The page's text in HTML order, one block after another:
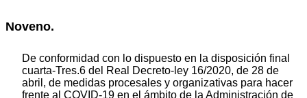
Noveno.
De conformidad con lo dispuesto en la disposición final
cuarta-Tres.6 del Real Decreto-ley 16/2020, de 28 de
abril, de medidas procesales y organizativas para hacer
frente al COVID-19 en el ámbito de la Administración de